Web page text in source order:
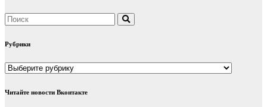
Рубрики
Рубрики
Читайте новости Вконтакте